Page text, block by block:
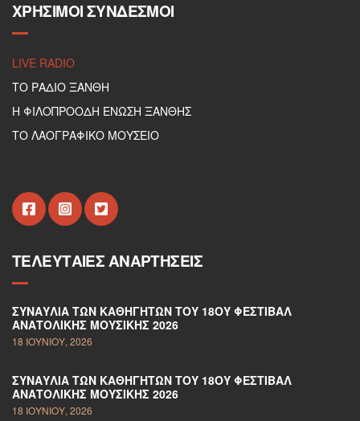
ΧΡΉΣΙΜΟΙ ΣΎΝΔΕΣΜΟΙ
LIVE RADIO
ΤΟ ΡΑΔΙΟ ΞΑΝΘΗ
Η ΦΙΛΟΠΡΟΟΔΗ ΕΝΩΣΗ ΞΑΝΘΗΣ
ΤΟ ΛΑΟΓΡΑΦΙΚΟ ΜΟΥΣΕΙΟ
ΤΕΛΕΥΤΑΊΕΣ ΑΝΑΡΤΉΣΕΙΣ
ΣΥΝΑΥΛΊΑ ΤΩΝ ΚΑΘΗΓΗΤΏΝ ΤΟΥ 18ΟΥ ΦΕΣΤΙΒΆΛ
ΑΝΑΤΟΛΙΚΉΣ ΜΟΥΣΙΚΉΣ 2026
18 ΙΟΥΝΊΟΥ, 2026
ΣΥΝΑΥΛΊΑ ΤΩΝ ΚΑΘΗΓΗΤΏΝ ΤΟΥ 18ΟΥ ΦΕΣΤΙΒΆΛ
ΑΝΑΤΟΛΙΚΉΣ ΜΟΥΣΙΚΉΣ 2026
18 ΙΟΥΝΊΟΥ, 2026